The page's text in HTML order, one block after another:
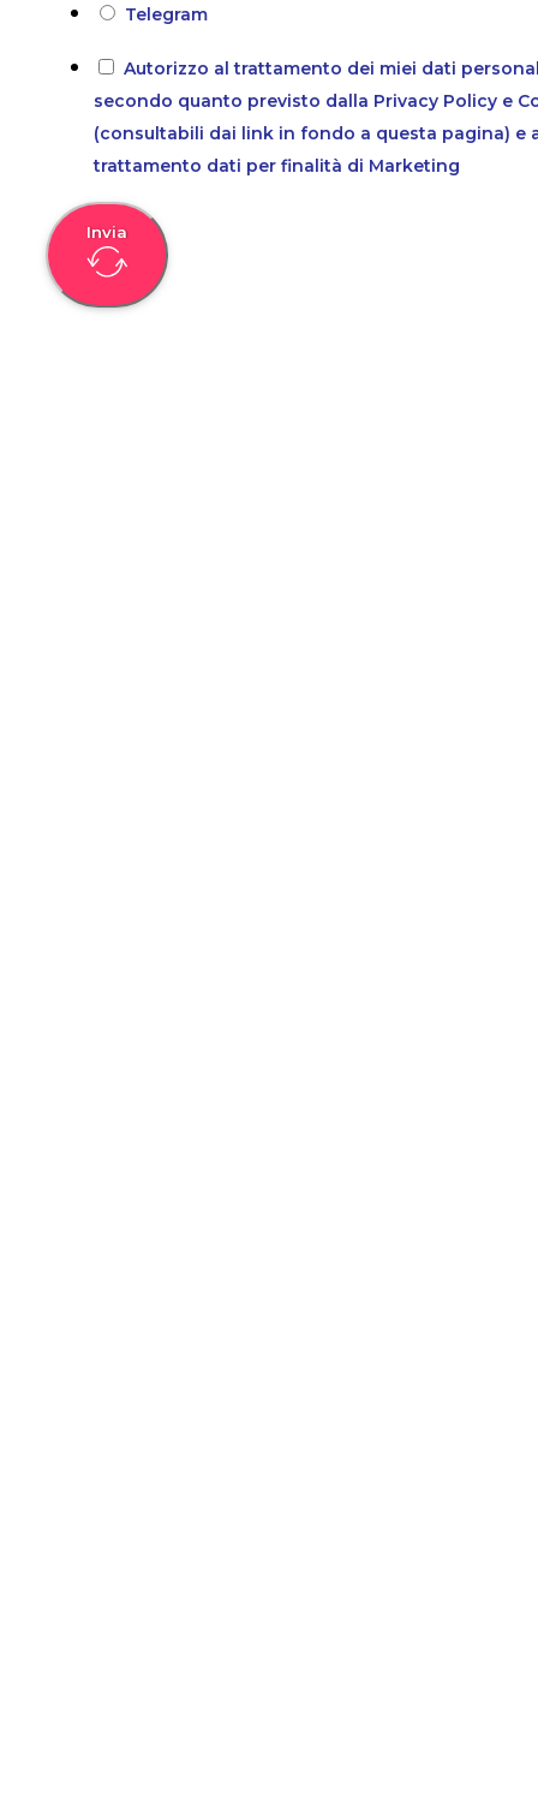
Telegram
Autorizzo al trattamento dei miei dati
secondo quanto previsto dalla Privacy Policy e
(consultabili dai link in fondo a questa pagina) e
trattamento dati per finalità di Marketing
Invia